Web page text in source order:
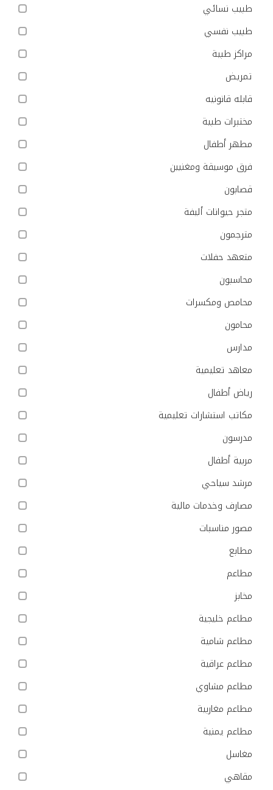
طبيب نسائي
طبيب نفسي
مراكز طبية
تمريض
قابله قانونيه
مختبرات طبية
مطهر أطفال
فرق موسيقة ومغنيين
قصابون
متجر حيوانات أليفة
مترجمون
متعهد حفلات
محاسبون
محامص ومكسرات
محامون
مدارس
معاهد تعليمية
رياض أطفال
مكاتب استشارات تعليمية
مدرسون
مربية أطفال
مرشد سياحي
مصارف وخدمات مالية
مصور مناسبات
مطابع
مطاعم
مخابز
مطاعم خليجية
مطاعم شامية
مطاعم عراقية
مطاعم مشاوي
مطاعم مغاربية
مطاعم يمنية
مغاسل
مقاهي